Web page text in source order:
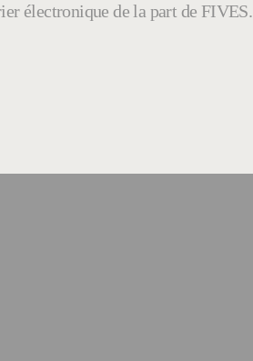
électronique de la part de FIVES.